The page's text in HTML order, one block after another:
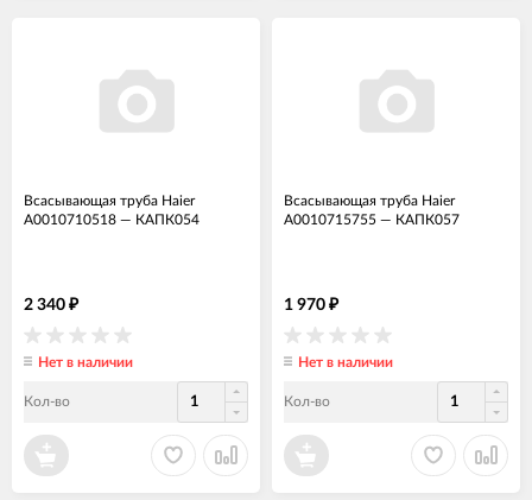
Всасывающая труба Haier
A0010710518 — КАПК054
2 340 ₽
Нет в наличии
Кол-во
Всасывающая труба Haier
A0010715755 — КАПК057
1 970 ₽
Нет в наличии
Кол-во